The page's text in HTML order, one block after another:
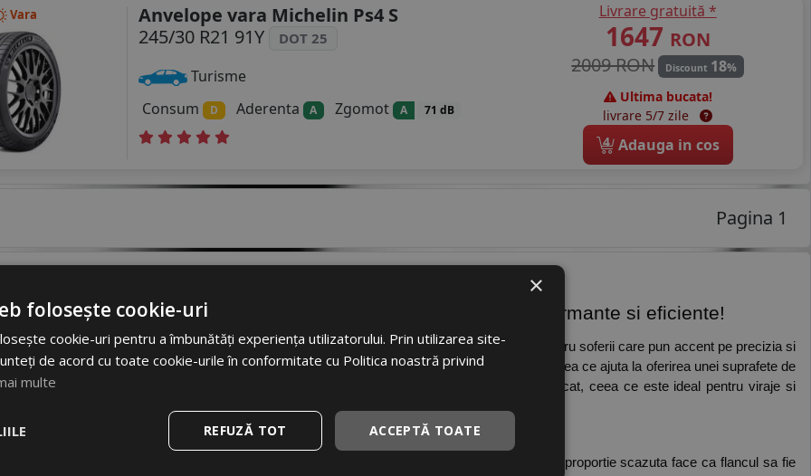
Vara
Anvelope vara Michelin Ps4 S
245/30 R21 91Y
DOT 25
Turisme
Consum
D Aderenta A Zgomot A 71 dB
Livrare gratuită *
1647 RON
2009 RON
Discount 18%
Ultima bucata!
livrare 5/7 zile
4 Adauga in cos
Pagina 1
30/R21 - descopera selectia de produse cu caracteristici performante si eficiente!
condusului. De exemplu, latimea de 245 mm sugereaza ca acestea sunt anvelope late, ceea ce ajuta la oferirea unei suprafete de
cu drumul. Aceasta caracteristica sporeste aderenta, mai ales in conditii de carosabil uscat, ceea ce este ideal pentru viraje si
×
folosește cookie-uri
cookie-uri pentru a îmbunătăți experiența utilizatorului. Prin utilizarea site-
de acord cu toate cookie-urile în conformitate cu Politica noastră privind
multe
ACCEPTĂ TOATE
REFUZĂ TOT